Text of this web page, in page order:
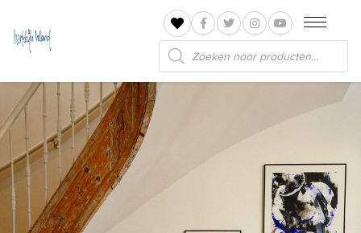
Producten
zoeken